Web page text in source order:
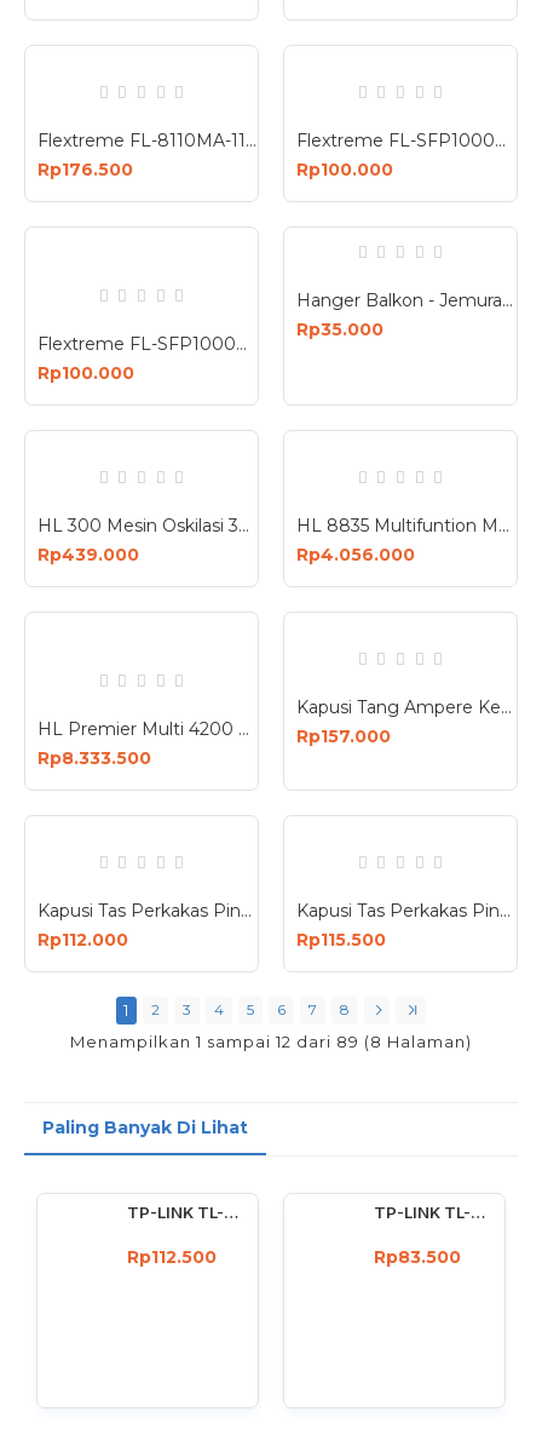
Flextreme FL-8110MA-11-2 Media Converter UTP to FO 100 Mbps Multimode
Rp176.500
Flextreme FL-SFP1000MM SFP Module 1000BaseSX Multimode 550 Meter
Rp100.000
Flextreme FL-SFP1000MM V2 SFP Module 1000BaseSX Multimode Compatible HP Procurve
Rp100.000
Hanger Balkon - Jemuran Gantung Stainless Multifungsi
Rp35.000
HL 300 Mesin Oskilasi 300W 220V Multi Cutter Oscillation Machine 300 Watt
Rp439.000
HL 8835 Multifuntion Mesin Bor Magnet Magnetic Drill 1200 Watt 1200W
Rp4.056.000
HL Premier Multi 4200 Mesin Las 4 in 1 Welding Machine Inverter 4 Jenis MMA MIG TIG CUT40
Rp8.333.500
Kapusi Tang Ampere Kecil Clamp Type Digital Multimeter K-9186
Rp157.000
Kapusi Tas Perkakas Pinggang Pertukangan Besar Multifungsi K-3003
Rp112.000
Kapusi Tas Perkakas Pinggang Pertukangan Sedang Multifungsi K-3002
Rp115.500
1 2 3 4 5 6 7 8
Menampilkan 1 sampai 12 dari 89 (8 Halaman)
Paling Banyak Di Lihat
TP-LINK TL-WN722N Wireless USB Adapter 150 Mbps High Gain 4dBi
Rp112.500
TP-LINK TL-WN727N 150Mbps Wireless USB Adapter 150 Mbps
Rp83.500